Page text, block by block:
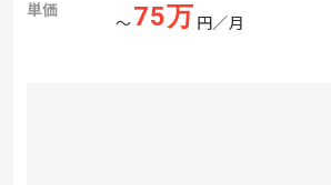
単価
〜75万 円／月